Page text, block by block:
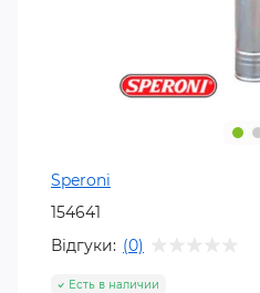
Speroni
154641
Відгуки: (0)
Есть в наличии